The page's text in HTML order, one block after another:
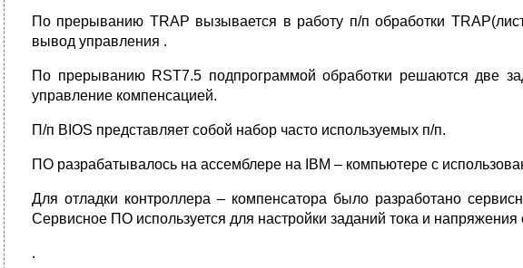
По прерыванию TRAP вызывается в работу п/п обработки
вывод управления .
По прерыванию RST7.5 подпрограммой обработки решаются две
управление компенсацией.
П/п BIOS представляет собой набор часто используемых п/п.
ПО разрабатывалось на ассемблере на IBM – компьютере с
Для отладки контроллера – компенсатора было разработано
Сервисное ПО используется для настройки заданий тока и напряжения
.